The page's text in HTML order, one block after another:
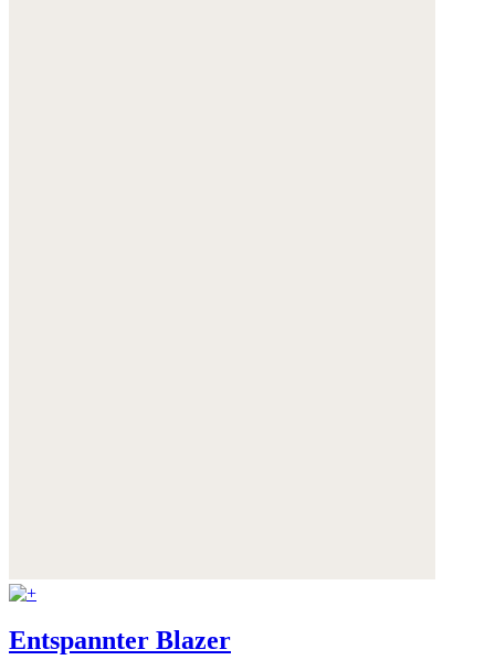
Entspannter Blazer